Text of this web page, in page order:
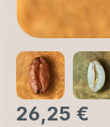
26,25 €